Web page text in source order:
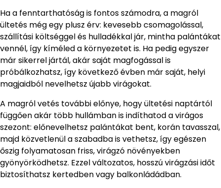
Ha a fenntarthatóság is fontos számodra, a magról
ültetés még egy plusz érv: kevesebb csomagolással,
szállítási költséggel és hulladékkal jár, mintha palántákat
vennél, így kíméled a környezetet is. Ha pedig egyszer
már sikerrel jártál, akár saját magfogással is
próbálkozhatsz, így következő évben már saját, helyi
magjaidból nevelhetsz újabb virágokat.
A magról vetés további előnye, hogy ültetési naptártól
függően akár több hullámban is indíthatod a virágos
szezont: előnevelhetsz palántákat bent, korán tavasszal,
majd közvetlenül a szabadba is vethetsz, így egészen
őszig folyamatosan friss, virágzó növényekben
gyönyörködhetsz. Ezzel változatos, hosszú virágzási időt
biztosíthatsz kertedben vagy balkonládádban.